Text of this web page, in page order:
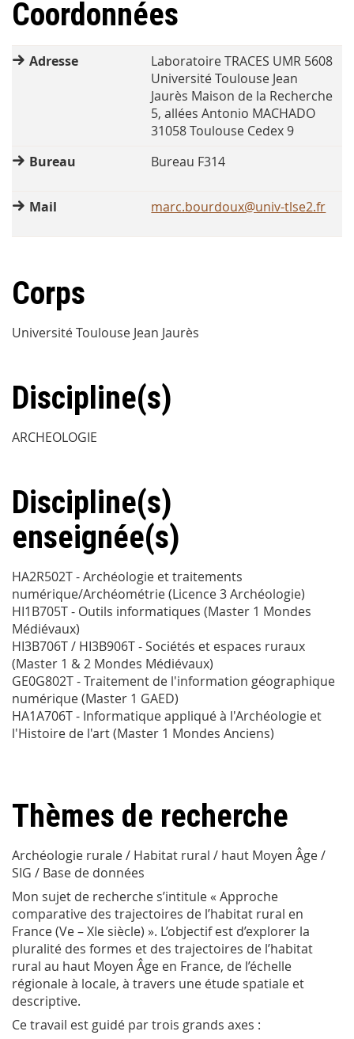
Coordonnées
Adresse
Laboratoire TRACES UMR 5608
Université Toulouse Jean
Jaurès Maison de la Recherche
5, allées Antonio MACHADO
31058 Toulouse Cedex 9
Bureau
Bureau F314
Mail marc.bourdoux@univ-tlse2.fr
Corps
Université Toulouse Jean Jaurès
Discipline(s)
ARCHEOLOGIE
Discipline(s)
enseignée(s)
HA2R502T - Archéologie et traitements
numérique/Archéométrie (Licence 3 Archéologie)
HI1B705T - Outils informatiques (Master 1 Mondes
Médiévaux)
HI3B706T / HI3B906T - Sociétés et espaces ruraux
(Master 1 & 2 Mondes Médiévaux)
GE0G802T - Traitement de l'information géographique
numérique (Master 1 GAED)
HA1A706T - Informatique appliqué à l'Archéologie et
l'Histoire de l'art (Master 1 Mondes Anciens)
Thèmes de recherche
Archéologie rurale / Habitat rural / haut Moyen Âge /
SIG / Base de données
Mon sujet de recherche s’intitule « Approche
comparative des trajectoires de l’habitat rural en
France (Ve – XIe siècle) ». L’objectif est d’explorer la
pluralité des formes et des trajectoires de l’habitat
rural au haut Moyen Âge en France, de l’échelle
régionale à locale, à travers une étude spatiale et
descriptive.
Ce travail est guidé par trois grands axes :